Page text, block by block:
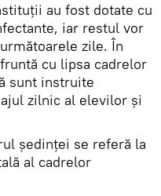
au fost dotate cu
iar restul vor
zile. În
cu lipsa cadrelor
sunt instruite
zilnic al elevilor și
ședinței se referă la
al cadrelor